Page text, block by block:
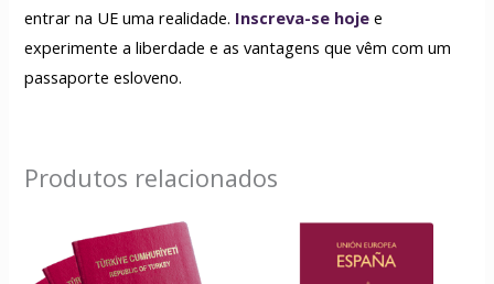
entrar na UE uma realidade. Inscreva-se hoje e
experimente a liberdade e as vantagens que vêm com um
passaporte esloveno.
Produtos relacionados